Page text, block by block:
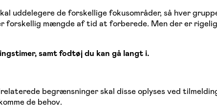
uddelegere de forskellige fokusområder, så hver
forskellig mængde af tid at forberede. Men der er
samt fodtøj du kan gå langt i.
begrænsninger skal disse oplyses ved
de behov.